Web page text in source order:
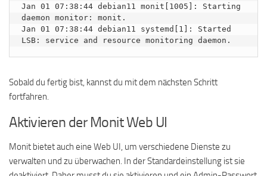
Jan 01 07:38:44 debian11 monit[1005]: Starting
daemon monitor: monit.
Jan 01 07:38:44 debian11 systemd[1]: Started
Sobald du fertig bist, kannst du mit dem nächsten Schritt
fortfahren.
Aktivieren der Monit Web UI
Monit bietet auch eine Web UI, um verschiedene Dienste zu
verwalten und zu überwachen. In der Standardeinstellung ist sie